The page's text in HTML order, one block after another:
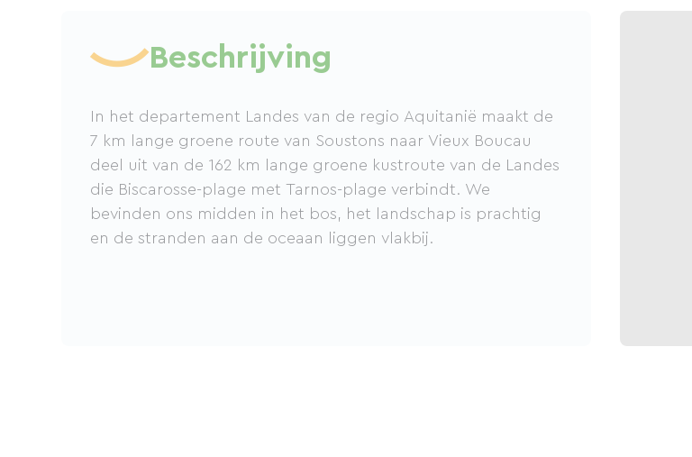
Beschrijving
In het departement Landes van de regio Aquitanië maakt de
7 km lange groene route van Soustons naar Vieux Boucau
deel uit van de 162 km lange groene kustroute van de Landes
die Biscarosse-plage met Tarnos-plage verbindt. We
bevinden ons midden in het bos, het landschap is prachtig
en de stranden aan de oceaan liggen vlakbij.